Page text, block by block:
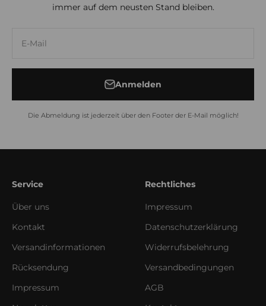
immer auf dem neusten Stand bleiben.
E-Mail
Anmelden
Die Abmeldung ist jederzeit über den Footer der E-Mail möglich!
Service
Über uns
Kontakt
Versandinformationen
Rücksendung
Impressum
Rechtliches
Impressum
Datenschutzerklärung
Widerrufsbelehrung
Versandbedingungen
AGB